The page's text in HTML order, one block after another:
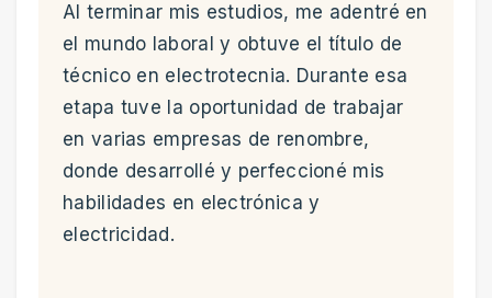
Al terminar mis estudios, me adentré en
el mundo laboral y obtuve el título de
técnico en electrotecnia. Durante esa
etapa tuve la oportunidad de trabajar
en varias empresas de renombre,
donde desarrollé y perfeccioné mis
habilidades en electrónica y
electricidad.